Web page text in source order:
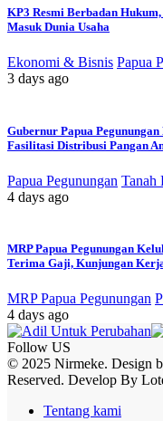
KP3 Resmi Berbadan Hukum,
Masuk Dunia Usaha
Ekonomi & Bisnis Papua
3 days ago
Gubernur Papua
Fasilitasi Distribusi Pangan
Papua Pegunungan Tanah
4 days ago
MRP Papua Pegunungan
Terima Gaji, Kunjungan
MRP Papua Pegunungan
4 days ago
Follow US
© 2025 Nirmeke. Design
Reserved. Develop By
Tentang kami